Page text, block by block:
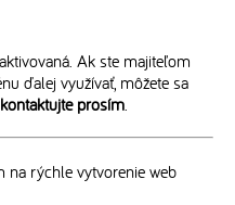
Ak ste majiteľom
ďalej využívať, môžete sa
prosím.
na rýchle vytvorenie web